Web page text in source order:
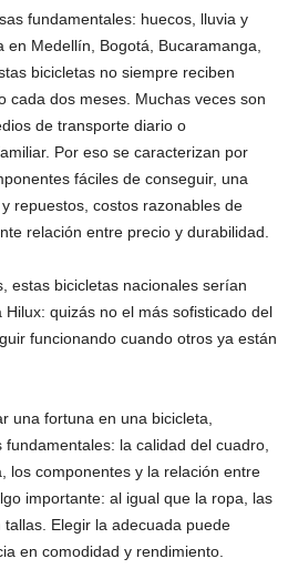
fundamentales: huecos, lluvia y
en Medellín, Bogotá, Bucaramanga,
bicicletas no siempre reciben
cada dos meses. Muchas veces son
de transporte diario o
Por eso se caracterizan por
fáciles de conseguir, una
repuestos, costos razonables de
relación entre precio y durabilidad.
estas bicicletas nacionales serían
quizás no el más sofisticado del
funcionando cuando otros ya están
una fortuna en una bicicleta,
la calidad del cuadro,
los componentes y la relación entre
importante: al igual que la ropa, las
Elegir la adecuada puede
en comodidad y rendimiento.